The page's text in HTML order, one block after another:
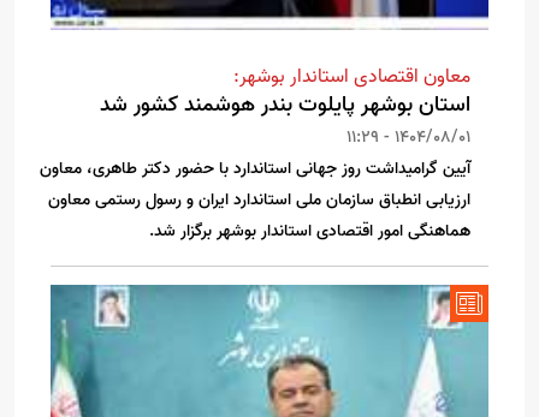
معاون اقتصادی استاندار بوشهر:
استان بوشهر پایلوت بندر هوشمند کشور شد
1404/08/01 - 11:29
آیین گرامیداشت روز جهانی استاندارد با حضور دکتر طاهری، معاون
ارزیابی انطباق سازمان ملی استاندارد ایران و رسول رستمی معاون
هماهنگی امور اقتصادی استاندار بوشهر برگزار شد.